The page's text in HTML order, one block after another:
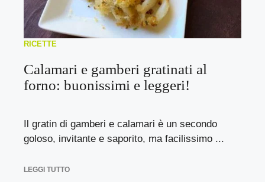
RICETTE
Calamari e gamberi gratinati al
forno: buonissimi e leggeri!
Il gratin di gamberi e calamari è un secondo
goloso, invitante e saporito, ma facilissimo ...
LEGGI TUTTO